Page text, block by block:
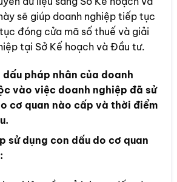
sẽ giúp doanh nghiệp tiếp tục
đóng cửa mã số thuế và giải
tại Sở Kế hoạch và Đầu tư.
dấu pháp nhân của doanh
vào việc doanh nghiệp đã sử
cơ quan nào cấp và thời điểm
sử dụng con dấu do cơ quan